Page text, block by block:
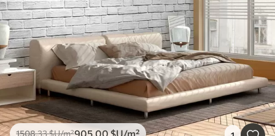
1508.33$U/m²905 .00$U/m²